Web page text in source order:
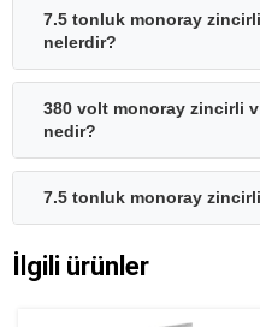
7.5 tonluk monoray
nelerdir?
380 volt monoray zincirli
nedir?
7.5 tonluk monoray zincirli
İlgili ürünler